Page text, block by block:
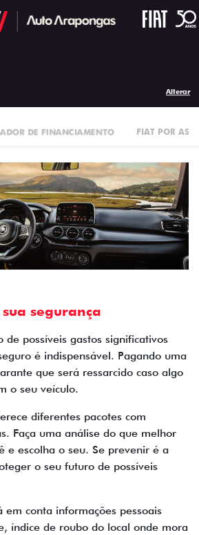
Alterar
DE FINANCIAMENTO FIAT POR
segurança
de possíveis gastos significativos
é indispensável. Pagando uma
que será ressarcido caso algo
o seu veículo.
diferentes pacotes com
Faça uma análise do que melhor
e escolha o seu. Se prevenir é a
o seu futuro de possíveis
em conta informações pessoais
índice de roubo do local onde mora